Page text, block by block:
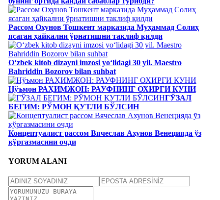
Рассом Охунов Тошкент марказида Муҳаммад Солиҳ
яcаган ҳайкални ўрнатишни таклиф қилди
Oʻzbek kitob dizayni imzosi yoʻlidagi 30 yil. Maestro
Bahriddin Bozorov bilan suhbat
Нўъмон РАҲИМЖОН: РАУФНИНГ ОХИРГИ КУНИ
ГЎЗАЛ
БЕГИМ: РЎМОН ҚУТЛИ БЎЛСИН
Концептуалист рассом Вячеслав Ахунов Венецияда ўз
кўргазмасини очди
YORUM ALANI